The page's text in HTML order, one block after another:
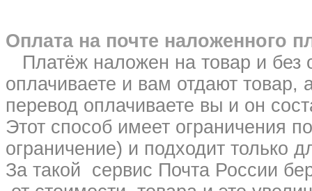
Оплата на почте наложенного
Платёж наложен на товар и без
оплачиваете и вам отдают товар,
перевод оплачиваете вы и он
Этот способ имеет ограничения
ограничение) и подходит только
За такой сервис Почта России